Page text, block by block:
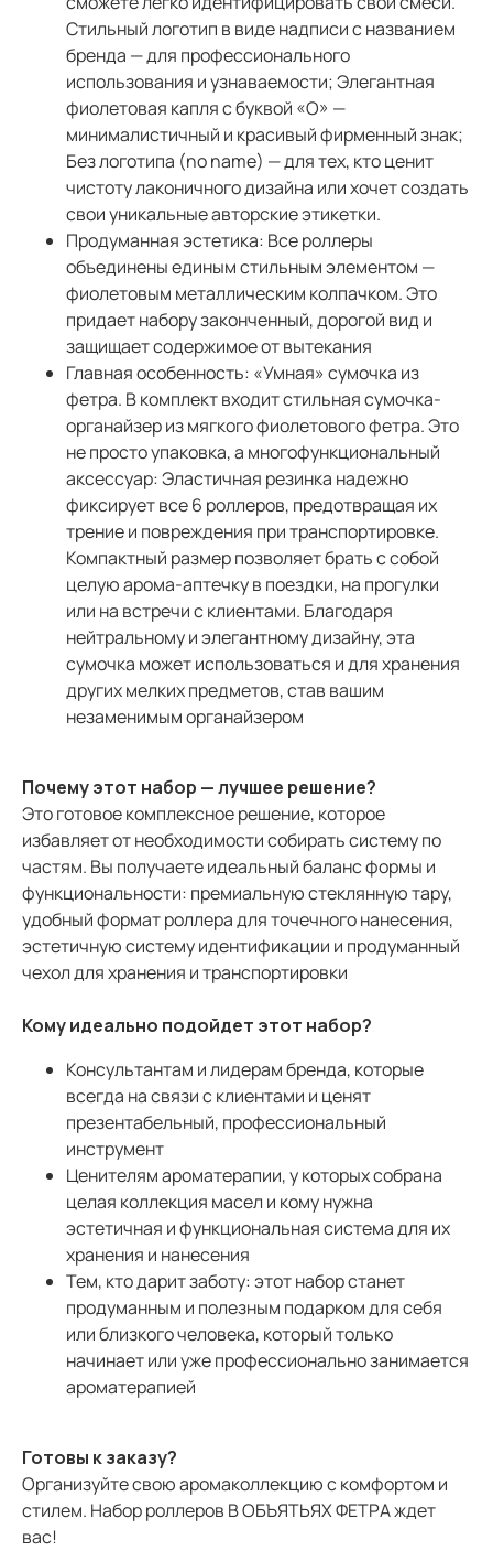
Стильный логотип в виде надписи с названием
бренда — для профессионального
использования и узнаваемости; Элегантная
фиолетовая капля с буквой «О» —
минималистичный и красивый фирменный знак;
Без логотипа (no name) — для тех, кто ценит
чистоту лаконичного дизайна или хочет создать
свои уникальные авторские этикетки.
Продуманная эстетика: Все роллеры
объединены единым стильным элементом —
фиолетовым металлическим колпачком. Это
придает набору законченный, дорогой вид и
защищает содержимое от вытекания
Главная особенность: «Умная» сумочка из
фетра. В комплект входит стильная сумочка-
органайзер из мягкого фиолетового фетра. Это
не просто упаковка, а многофункциональный
аксессуар: Эластичная резинка надежно
фиксирует все 6 роллеров, предотвращая их
трение и повреждения при транспортировке.
Компактный размер позволяет брать с собой
целую арома-аптечку в поездки, на прогулки
или на встречи с клиентами. Благодаря
нейтральному и элегантному дизайну, эта
сумочка может использоваться и для хранения
других мелких предметов, став вашим
незаменимым органайзером
Почему этот набор — лучшее решение?
Это готовое комплексное решение, которое
избавляет от необходимости собирать систему по
частям. Вы получаете идеальный баланс формы и
функциональности: премиальную стеклянную тару,
удобный формат роллера для точечного нанесения,
эстетичную систему идентификации и продуманный
чехол для хранения и транспортировки
Кому идеально подойдет этот набор?
Консультантам и лидерам бренда, которые
всегда на связи с клиентами и ценят
презентабельный, профессиональный
инструмент
Ценителям ароматерапии, у которых собрана
целая коллекция масел и кому нужна
эстетичная и функциональная система для их
хранения и нанесения
Тем, кто дарит заботу: этот набор станет
продуманным и полезным подарком для себя
или близкого человека, который только
начинает или уже профессионально занимается
ароматерапией
Готовы к заказу?
Организуйте свою аромаколлекцию с комфортом и
стилем. Набор роллеров В ОБЪЯТЬЯХ ФЕТРА ждет
вас!